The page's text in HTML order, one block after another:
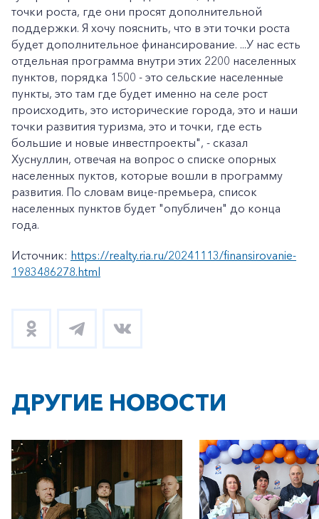
точки роста, где они просят дополнительной
поддержки. Я хочу пояснить, что в эти точки роста
будет дополнительное финансирование. ...У нас есть
отдельная программа внутри этих 2200 населенных
пунктов, порядка 1500 - это сельские населенные
пункты, это там где будет именно на селе рост
происходить, это исторические города, это и наши
точки развития туризма, это и точки, где есть
большие и новые инвестпроекты", - сказал
Хуснуллин, отвечая на вопрос о списке опорных
населенных пуктов, которые вошли в программу
развития. По словам вице-премьера, список
населенных пунктов будет "опубличен" до конца
года.
Источник: https://realty.ria.ru/20241113/finansirovanie-
1983486278.html
ДРУГИЕ НОВОСТИ